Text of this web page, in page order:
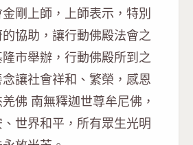
剛上師，上師表示，特別
協助，讓行動佛殿法會之
市舉辦，行動佛殿所到之
讓社會祥和、繁榮，感恩
佛 南無釋迦世尊牟尼佛，
世界和平，所有眾生光明